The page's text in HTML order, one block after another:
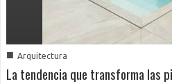
■ Arquitectura
La tendencia que transforma las